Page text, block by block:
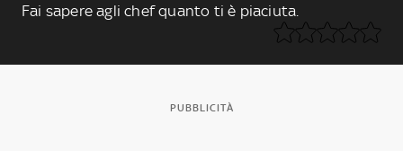
Fai sapere agli chef quanto ti è piaciuta.
PUBBLICITÀ